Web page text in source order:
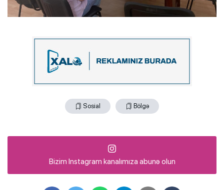
Sosial Bölgə
Bizim Instagram kanalımıza abunə olun